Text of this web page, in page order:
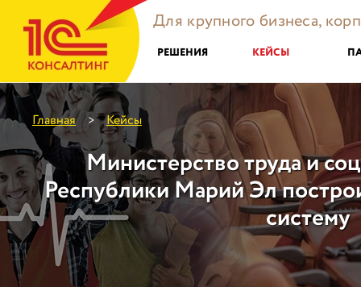
Для крупного бизнеса,
РЕШЕНИЯ КЕЙСЫ
Главная > Кейсы
Министерство труда и
Республики Марий Эл
систему